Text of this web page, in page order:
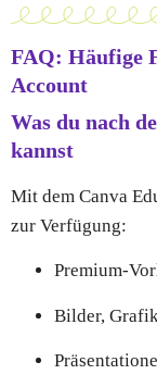
FAQ: Häufige
Account
Was du nach
kannst
Mit dem Canva
zur Verfügung:
Premium-
Bilder,